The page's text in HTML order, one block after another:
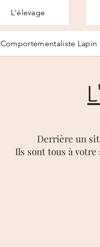
L'élevage
Comportementaliste Lapin
Derrière un
Ils sont tous à votre